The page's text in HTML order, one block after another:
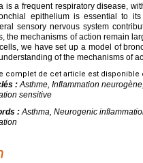
is a frequent respiratory disease,
epithelium is essential to
sensory nervous system
the mechanisms of action remain
we have set up a model of
of the mechanisms of
complet de cet article est disponible
: Asthme, Inflammation
sensitive
: Asthma, Neurogenic